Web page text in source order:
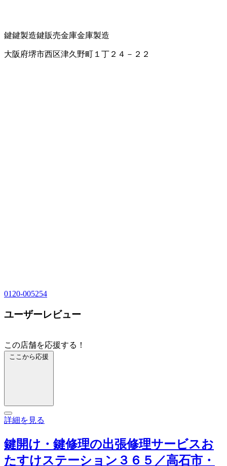
鍵鍵製造鍵販売金庫金庫製造
大阪府堺市西区津久野町１丁２４－２２
0120-005254
ユーザーレビュー
この店舗を応援する！
ここから応援
詳細を見る
鍵開け・鍵修理の出張修理サービスお
たすけステーション３６５／高石市・